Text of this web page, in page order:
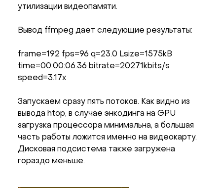
утилизации видеопамяти.
Вывод ffmpeg дает следующие результаты:
frame=192 fps=96 q=23.0 Lsize=1575kB
time=00:00:06.36 bitrate=2027.1kbits/s
speed=3.17x
Запускаем сразу пять потоков. Как видно из
вывода htop, в случае энкодинга на GPU
загрузка процессора минимальна, а большая
часть работы ложится именно на видеокарту.
Дисковая подсистема также загружена
гораздо меньше.